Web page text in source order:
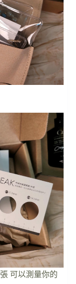
可以測量你的